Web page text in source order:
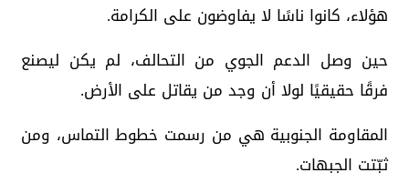
هؤلاء، كانوا ناسًا لا يفاوضون على الكرامة.
حين وصل الدعم الجوي من التحالف، لم يكن ليصنع
فرقًا حقيقيًا لولا أن وجد من يقاتل على الأرض.
المقاومة الجنوبية هي من رسمت خطوط التماس، ومن
ثبّتت الجبهات.